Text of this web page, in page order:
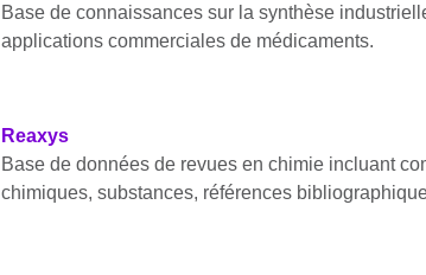
Base de connaissances sur la synthèse
applications commerciales de médicaments.
Reaxys
Base de données de revues en chimie incluant
chimiques, substances, références